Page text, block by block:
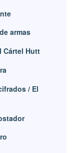
armas
Cártel Hutt
/ El